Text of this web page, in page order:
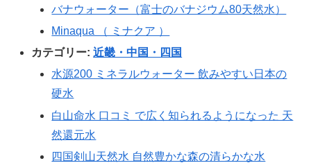
バナウォーター（富士のバナジウム80天然水）
Minaqua （ ミナクア ）
カテゴリー:近畿・中国・四国
水源200 ミネラルウォーター 飲みやすい日本の
硬水
白山命水 口コミ で広く知られるようになった 天
然還元水
四国剣山天然水 自然豊かな森の清らかな水